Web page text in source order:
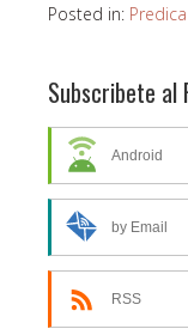
Posted in:
Subscribete al
Android
by Email
RSS